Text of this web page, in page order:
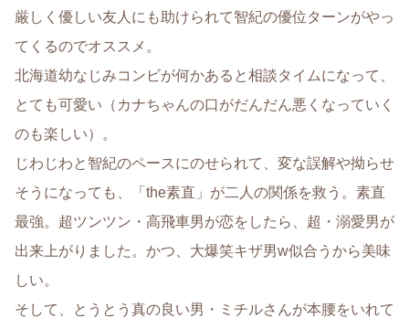
厳しく優しい友人にも助けられて智紀の優位ターンがやっ
てくるのでオススメ。
北海道幼なじみコンビが何かあると相談タイムになって、
とても可愛い（カナちゃんの口がだんだん悪くなっていく
のも楽しい）。
じわじわと智紀のペースにのせられて、変な誤解や拗らせ
そうになっても、「the素直」が二人の関係を救う。素直
最強。超ツンツン・高飛車男が恋をしたら、超・溺愛男が
出来上がりました。かつ、大爆笑キザ男w似合うから美味
しい。
そして、とうとう真の良い男・ミチルさんが本腰をいれて